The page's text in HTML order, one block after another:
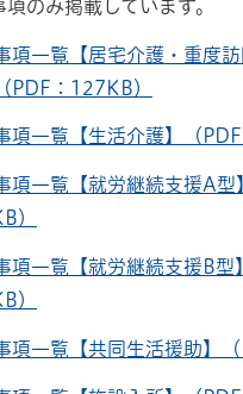
のみ掲載しています。
項一覧【居宅介護・重度
PDF：127KB）
項一覧【生活介護】（
項一覧【就労継続支援A型
）
項一覧【就労継続支援B型
）
項一覧【共同生活援助】